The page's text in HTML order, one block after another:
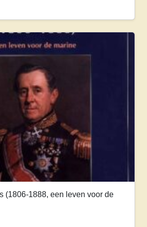
(1806-1888, een leven voor de